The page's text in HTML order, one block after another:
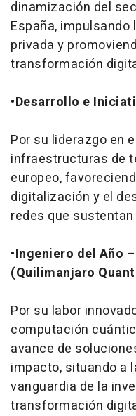
dinamización del
España,
privada y
transformación
•Desarrollo e
Por su liderazgo en
infraestructuras de
europeo,
digitalización y el
redes que
•Ingeniero del Año
(Quilimanjaro
Por su labor
computación
avance de
impacto, situando a
vanguardia de la
transformación